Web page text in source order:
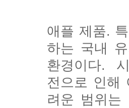
애플 제품.
하는 국내
환경이다.
전으로 인해
려운 범위는